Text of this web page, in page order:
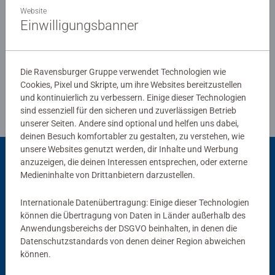
Ravensburg hergestellt werden. Jahrzehntelange
Erfahrung in der Puzzleproduktion, den hohen
die Herzen der Puzzler höherschlagen und erleben, wie
eins zum andern passt. Das ist die Ravensburger
Leidenschaft für Qualität.
Richtlinien für Bewertungen
Passend dazu
Website
Einwilligungsbanner
Die Ravensburger Gruppe verwendet Technologien wie
Cookies, Pixel und Skripte, um ihre Websites bereitzustellen
und kontinuierlich zu verbessern. Einige dieser Technologien
sind essenziell für den sicheren und zuverlässigen Betrieb
unserer Seiten. Andere sind optional und helfen uns dabei,
deinen Besuch komfortabler zu gestalten, zu verstehen, wie
unsere Websites genutzt werden, dir Inhalte und Werbung
anzuzeigen, die deinen Interessen entsprechen, oder externe
Medieninhalte von Drittanbietern darzustellen.
Internationale Datenübertragung: Einige dieser Technologien
können die Übertragung von Daten in Länder außerhalb des
Anwendungsbereichs der DSGVO beinhalten, in denen die
Datenschutzstandards von denen deiner Region abweichen
können.